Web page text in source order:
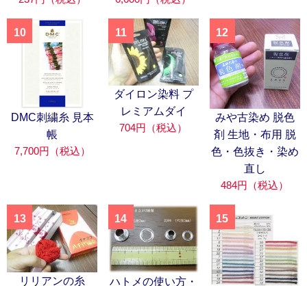
10
DMC刺繍糸 見本
帳
7,700円（税込）
11
ダイロン染料 プ
レミアムダイ
704円（税込）
12
みや古染め 脱色
剤 生地・布用 脱
色・色抜き・染め
直し
484円（税込）
13
リリアンの糸
14
ハトメの使い方・
15